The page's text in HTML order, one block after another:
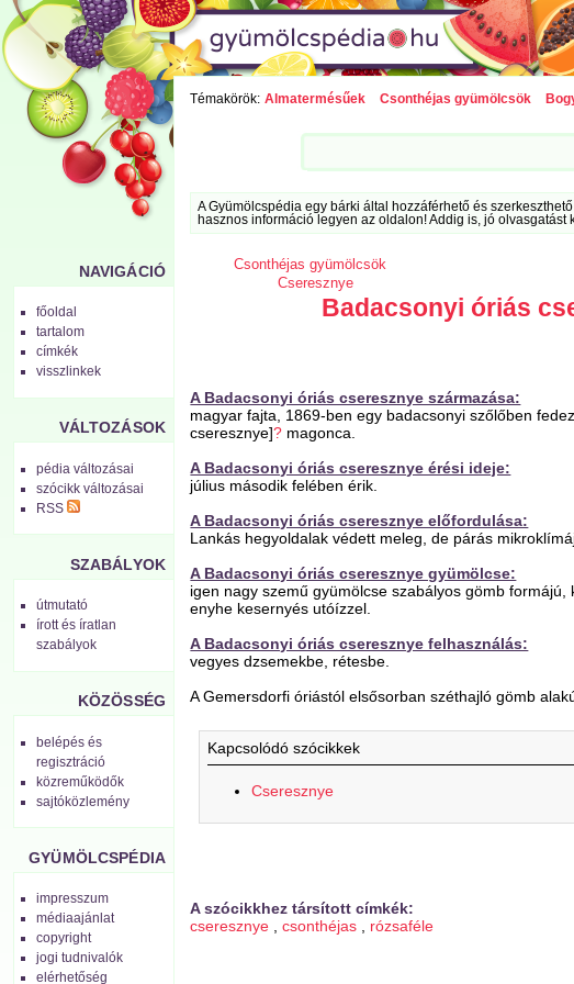
NAVIGÁCIÓ
főoldal
tartalom
címkék
visszlinkek
VÁLTOZÁSOK
pédia változásai
szócikk változásai
RSS
SZABÁLYOK
útmutató
írott és íratlan
szabályok
KÖZÖSSÉG
belépés és
regisztráció
közreműködők
sajtóközlemény
GYÜMÖLCSPÉDIA
impresszum
médiaajánlat
copyright
jogi tudnivalók
elérhetőség
Témakörök: Almatermésűek Csonthéjas gyümölcsök
A Gyümölcspédia egy bárki által hozzáférhető és
hasznos információ legyen az oldalon! Addig is, jó olvasgatást
Csonthéjas gyümölcsök
Cseresznye
Badacsonyi óriás
A Badacsonyi óriás cseresznye származása:
magyar fajta, 1869-ben egy badacsonyi szőlőben
cseresznye]? magonca.
A Badacsonyi óriás cseresznye érési ideje:
július második felében érik.
A Badacsonyi óriás cseresznye előfordulása:
Lankás hegyoldalak védett meleg, de párás
A Badacsonyi óriás cseresznye gyümölcse:
igen nagy szemű gyümölcse szabályos gömb
enyhe kesernyés utóízzel.
A Badacsonyi óriás cseresznye felhasználás:
vegyes dzsemekbe, rétesbe.
A Gemersdorfi óriástól elsősorban széthajló gömb
Kapcsolódó szócikkek
Cseresznye
A szócikkhez társított címkék:
cseresznye ,csonthéjas , rózsaféle